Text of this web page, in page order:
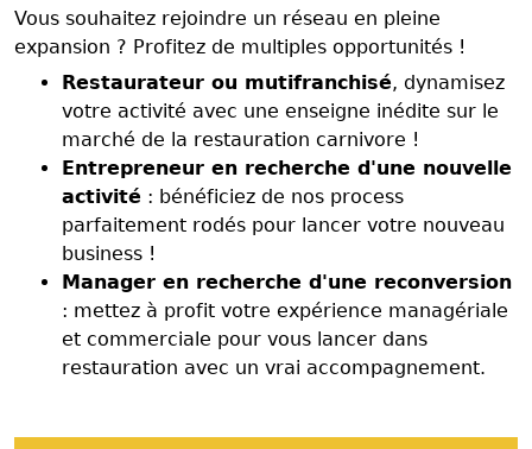
Vous souhaitez rejoindre un réseau en pleine
expansion ? Profitez de multiples opportunités !
Restaurateur ou mutifranchisé, dynamisez
votre activité avec une enseigne inédite sur le
marché de la restauration carnivore !
Entrepreneur en recherche d'une nouvelle
activité : bénéficiez de nos process
parfaitement rodés pour lancer votre nouveau
business !
Manager en recherche d'une reconversion
: mettez à profit votre expérience managériale
et commerciale pour vous lancer dans
restauration avec un vrai accompagnement.